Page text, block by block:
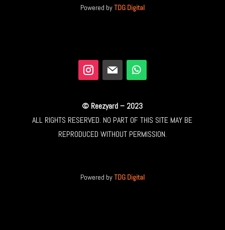
Powered byTDG Digital
© Reezyard – 2023
ALL RIGHTS RESERVED. NO PART OF THIS SITE MAY BE
REPRODUCED WITHOUT PERMISSION.
Powered byTDG Digital